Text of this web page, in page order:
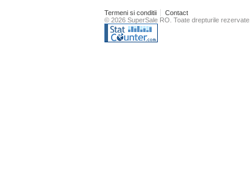
Termeni si conditii
Contact
© 2026 SuperSale RO. Toate drepturile rezervate.